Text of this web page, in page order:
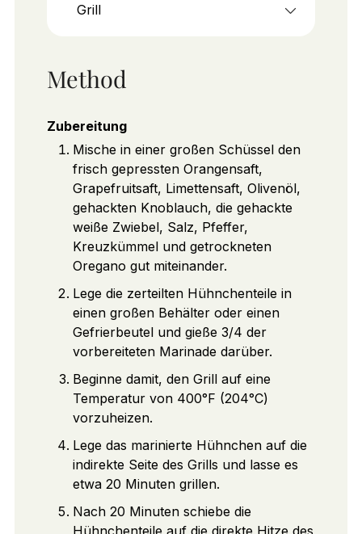
Grill
Method
Zubereitung
Mische in einer großen Schüssel den
frisch gepressten Orangensaft,
Grapefruitsaft, Limettensaft, Olivenöl,
gehackten Knoblauch, die gehackte
weiße Zwiebel, Salz, Pfeffer,
Kreuzkümmel und getrockneten
Oregano gut miteinander.
Lege die zerteilten Hühnchenteile in
einen großen Behälter oder einen
Gefrierbeutel und gieße 3/4 der
vorbereiteten Marinade darüber.
Beginne damit, den Grill auf eine
Temperatur von 400°F (204°C)
vorzuheizen.
Lege das marinierte Hühnchen auf die
indirekte Seite des Grills und lasse es
etwa 20 Minuten grillen.
Nach 20 Minuten schiebe die